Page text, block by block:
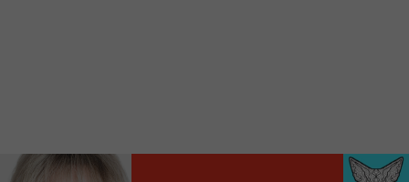
Audio
00:00